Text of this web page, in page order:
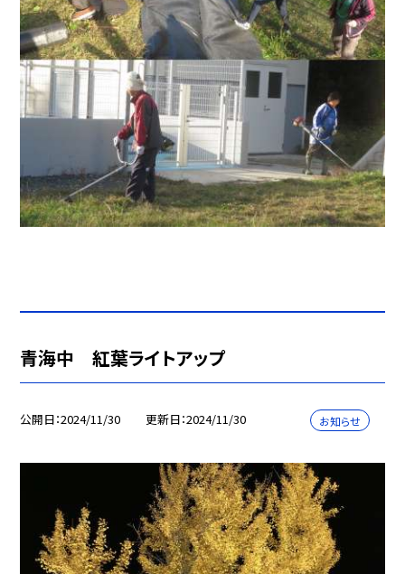
青海中 紅葉ライトアップ
公開日 2024/11/30 更新日 2024/11/30 お知らせ